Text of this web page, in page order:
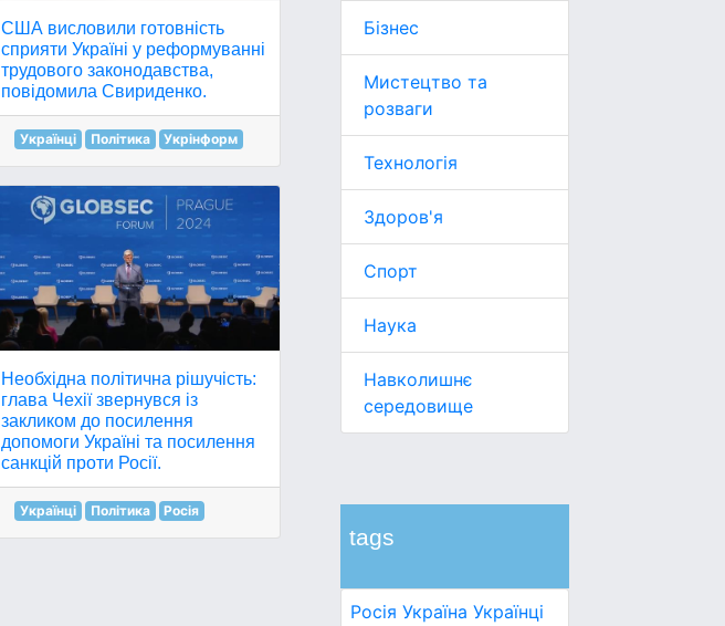
Бізнес
Мистецтво та
розваги
Технологія
Здоров'я
Спорт
Наука
Навколишнє
середовище
tags
Росія Україна Українці
США висловили готовність
сприяти Україні у реформуванні
трудового законодавства,
повідомила Свириденко.
Українці Політика Укрінформ
Необхідна політична рішучість:
глава Чехії звернувся із
закликом до посилення
допомоги Україні та посилення
санкцій проти Росії.
Українці Політика Росія